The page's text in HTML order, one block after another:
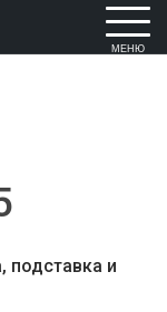
подставка и